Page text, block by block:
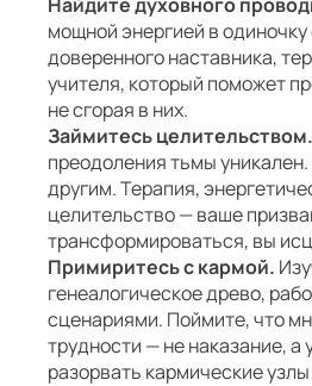
мощной энергией в
доверенного наставника,
учителя, который поможет
не сгорая в них.
Займитесь целительством.
преодоления тьмы
другим. Терапия,
целительство — ваше
трансформироваться, вы
Примиритесь с кармой.
генеалогическое древо,
сценариями. Поймите, что
трудности — не наказание, а
разорвать кармические